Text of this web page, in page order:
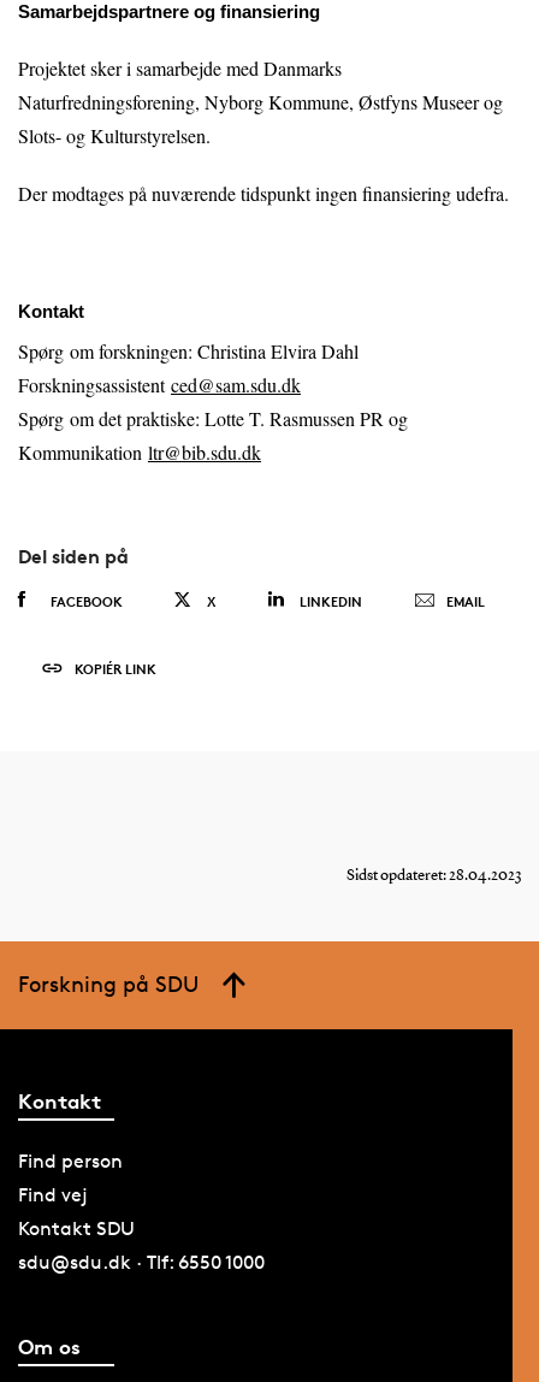
Samarbejdspartnere og finansiering
Projektet sker i samarbejde med Danmarks
Naturfredningsforening, Nyborg Kommune, Østfyns Museer og
Slots- og Kulturstyrelsen.
Der modtages på nuværende tidspunkt ingen finansiering udefra.
Kontakt
Spørg om forskningen: Christina Elvira Dahl
Forskningsassistentced@sam.sdu.dk
Spørg om det praktiske: Lotte T. Rasmussen PR og
Kommunikation ltr@bib.sdu.dk
Del siden på
FACEBOOK X LINKEDIN EMAIL
KOPIÉR LINK
Sidst opdateret: 28.04.2023
Forskning på SDU
Kontakt
Find person
Find vej
Kontakt SDU
sdu@sdu.dk · Tlf: 6550 1000
Om os